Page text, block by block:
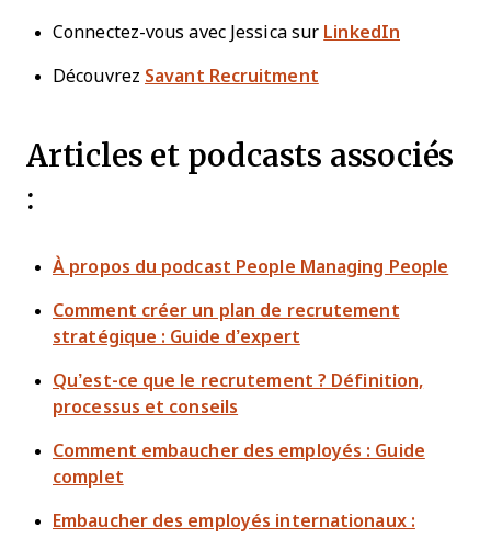
Connectez-vous avec Jessica sur LinkedIn
Découvrez Savant Recruitment
Articles et podcasts associés
:
À propos du podcast People Managing People
Comment créer un plan de recrutement
stratégique : Guide d’expert
Qu’est-ce que le recrutement ? Définition,
processus et conseils
Comment embaucher des employés : Guide
complet
Embaucher des employés internationaux :